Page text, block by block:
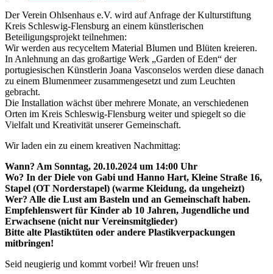
Der Verein Ohlsenhaus e.V. wird auf Anfrage der Kulturstiftung
Kreis Schleswig-Flensburg an einem künstlerischen
Beteiligungsprojekt teilnehmen:
Wir werden aus recyceltem Material Blumen und Blüten kreieren.
In Anlehnung an das großartige Werk „Garden of Eden“ der
portugiesischen Künstlerin Joana Vasconselos werden diese danach
zu einem Blumenmeer zusammengesetzt und zum Leuchten
gebracht.
Die Installation wächst über mehrere Monate, an verschiedenen
Orten im Kreis Schleswig-Flensburg weiter und spiegelt so die
Vielfalt und Kreativität unserer Gemeinschaft.
Wir laden ein zu einem kreativen Nachmittag:
Wann? Am Sonntag, 20.10.2024 um 14:00 Uhr
Wo? In der Diele von Gabi und Hanno Hart, Kleine Straße 16,
Stapel (OT Norderstapel) (warme Kleidung, da ungeheizt)
Wer? Alle die Lust am Basteln und an Gemeinschaft haben.
Empfehlenswert für Kinder ab 10 Jahren, Jugendliche und
Erwachsene (nicht nur Vereinsmitglieder)
Bitte alte Plastiktüten oder andere Plastikverpackungen
mitbringen!
Seid neugierig und kommt vorbei! Wir freuen uns!